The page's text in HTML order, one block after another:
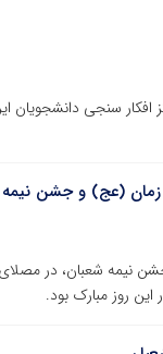
قم به همت مرکز افکار سنجی
زمان (عج) و جشن
جشن نیمه شعبان، در
روز مبارک بود.